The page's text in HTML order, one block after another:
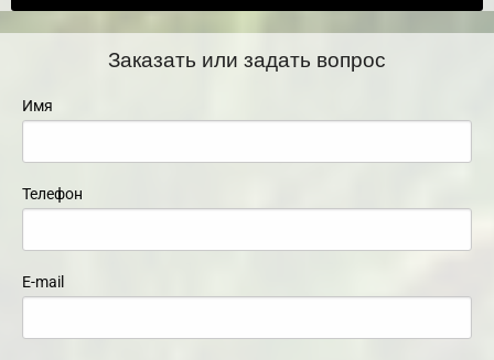
Заказать или задать вопрос
Имя
Телефон
E-mail